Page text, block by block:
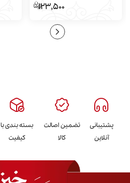
123,500
پشتیبانی
آنلاین
تضمین اصالت
کالا
بسته بندی با
کیفیت